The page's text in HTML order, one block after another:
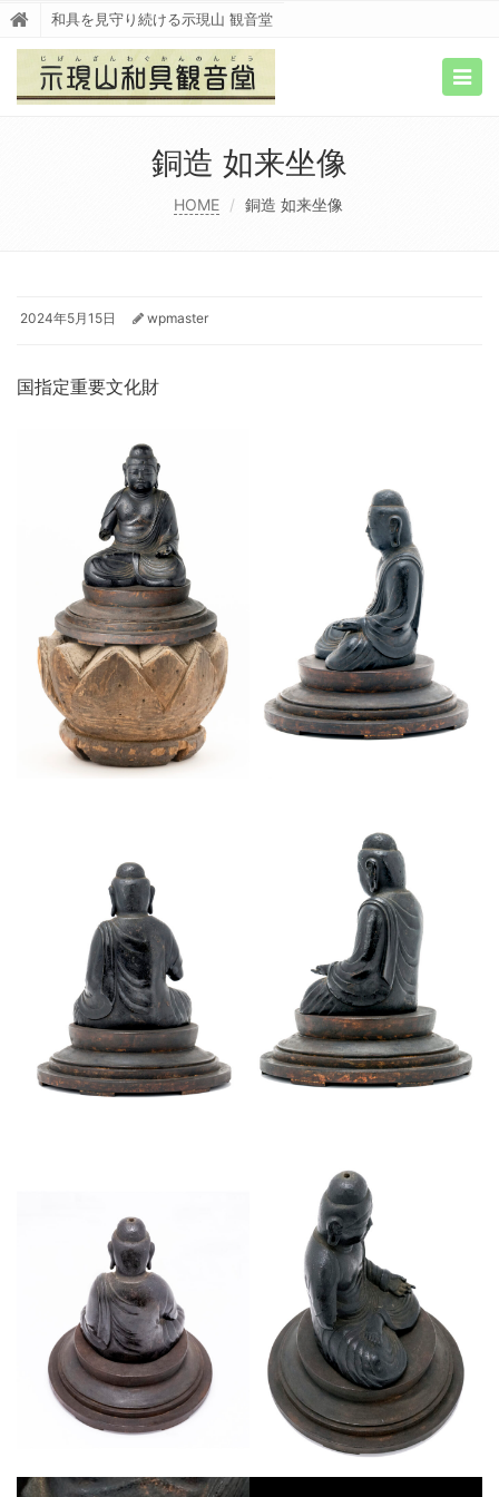
和具を見守り続ける示現山 観音堂
銅造 如来坐像
HOME 銅造 如来坐像
2024年5月15日 wpmaster
国指定重要文化財